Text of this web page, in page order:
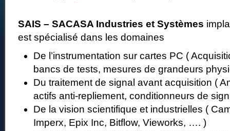
SAIS – SACASA Industries et Systèmes
est spécialisé dans les domaines
De l’instrumentation sur cartes PC (
bancs de tests, mesures de grandeurs
Du traitement de signal avant acquisition (
actifs anti-repliement, conditionneurs de
De la vision scientifique et industrielles (
Imperx, Epix Inc, Bitflow, Vieworks, …. )